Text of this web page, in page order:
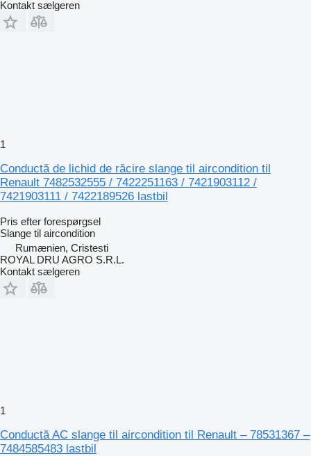
Kontakt sælgeren
1
Conductă de lichid de răcire slange til aircondition til
Renault 7482532555 / 7422251163 / 7421903112 /
7421903111 / 7422189526 lastbil
Pris efter forespørgsel
Slange til aircondition
Rumænien, Cristesti
ROYAL DRU AGRO S.R.L.
Kontakt sælgeren
1
Conductă AC slange til aircondition til Renault – 78531367 –
7484585483 lastbil